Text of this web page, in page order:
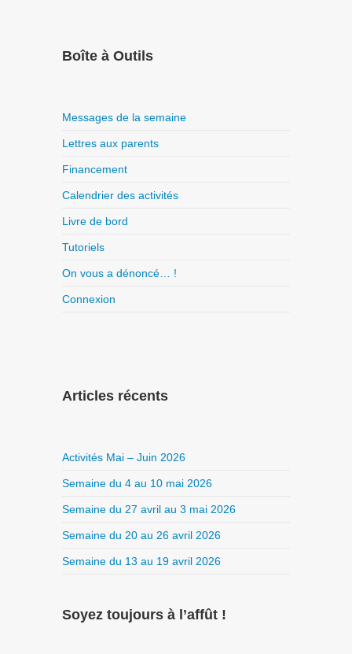
Boîte à Outils
Messages de la semaine
Lettres aux parents
Financement
Calendrier des activités
Livre de bord
Tutoriels
On vous a dénoncé… !
Connexion
Articles récents
Activités Mai – Juin 2026
Semaine du 4 au 10 mai 2026
Semaine du 27 avril au 3 mai 2026
Semaine du 20 au 26 avril 2026
Semaine du 13 au 19 avril 2026
Soyez toujours à l’affût !